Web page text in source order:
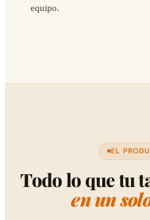
equipo.
EL
Todo lo que tu
en un